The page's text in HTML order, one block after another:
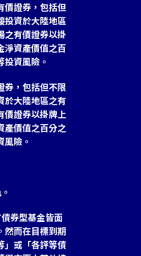
價證券，包括但
投資於大陸地區
之有價證券以掛
淨資產價值之百
資風險。
券，包括但不限
於大陸地區之有
價證券以掛牌上
產價值之百分之
險。
券型基金皆面
然而在目標到期
」或「各評等債